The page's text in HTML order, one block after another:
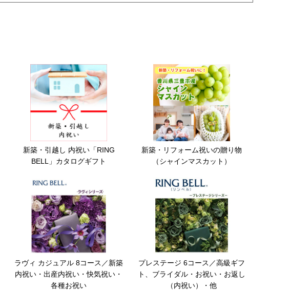
新築・引越し 内祝い「RING
BELL」カタログギフト
新築・リフォーム祝いの贈り物
（シャインマスカット）
ラヴィ カジュアル 8コース／新築
内祝い・出産内祝い・快気祝い・
各種お祝い
プレステージ 6コース／高級ギフ
ト、ブライダル・お祝い・お返し
（内祝い）・他